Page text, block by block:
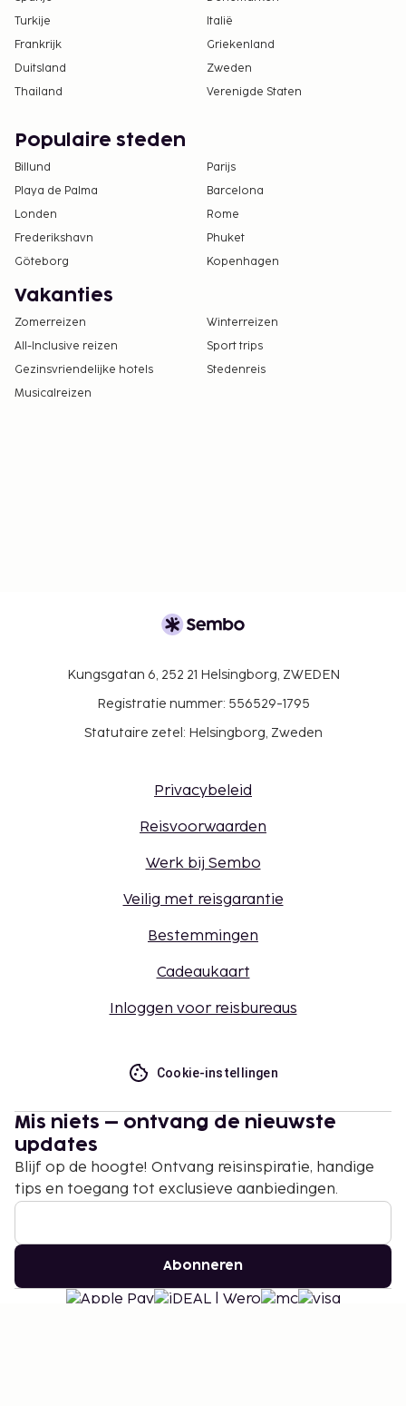
Turkije
Italië
Frankrijk
Griekenland
Duitsland
Zweden
Thailand
Verenigde Staten
Populaire steden
Billund
Parijs
Playa de Palma
Barcelona
Londen
Rome
Frederikshavn
Phuket
Göteborg
Kopenhagen
Vakanties
Zomerreizen
Winterreizen
All-Inclusive reizen
Sport trips
Gezinsvriendelijke hotels
Stedenreis
Musicalreizen
Kungsgatan 6, 252 21 Helsingborg, ZWEDEN
Registratie nummer: 556529-1795
Statutaire zetel: Helsingborg, Zweden
Privacybeleid
Reisvoorwaarden
Werk bij Sembo
Veilig met reisgarantie
Bestemmingen
Cadeaukaart
Inloggen voor reisbureaus
Cookie-instellingen
Mis niets – ontvang de nieuwste
updates
Blijf op de hoogte! Ontvang reisinspiratie, handige
tips en toegang tot exclusieve aanbiedingen.
Abonneren